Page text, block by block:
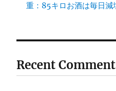
重：85キロお酒は毎日減
Recent